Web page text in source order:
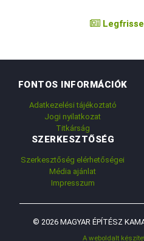
FONTOS INFORMÁCIÓK
Adatkezelési tájékoztató
Jogi nyilatkozat
Titkárság
SZERKESZTŐSÉG
Szerkesztőség elérhetőségei
Média ajánlat
Impresszum
© 2026 MAGYAR ÉPÍTÉSZ
A weboldalt